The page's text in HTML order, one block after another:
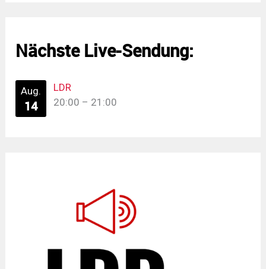
Nächste Live-Sendung:
Aug.
14
LDR
20:00 – 21:00